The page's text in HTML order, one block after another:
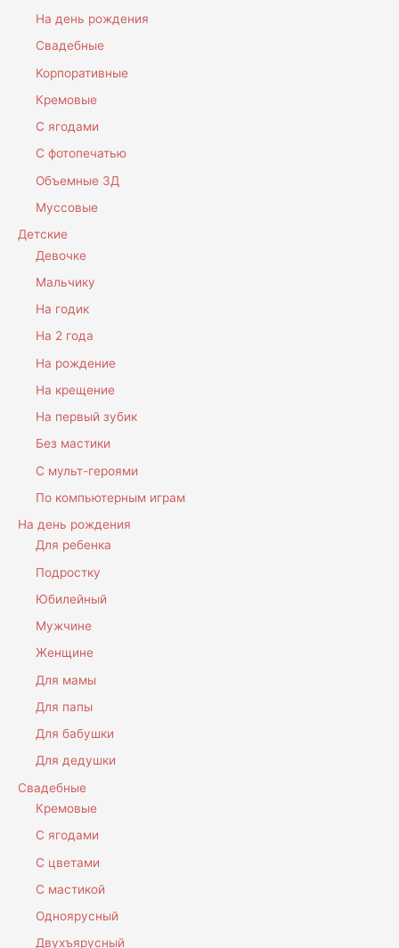
На день рождения
Свадебные
Корпоративные
Кремовые
С ягодами
С фотопечатью
Объемные 3Д
Муссовые
Детские
Девочке
Мальчику
На годик
На 2 года
На рождение
На крещение
На первый зубик
Без мастики
С мульт-героями
По компьютерным играм
На день рождения
Для ребенка
Подростку
Юбилейный
Мужчине
Женщине
Для мамы
Для папы
Для бабушки
Для дедушки
Свадебные
Кремовые
С ягодами
С цветами
С мастикой
Одноярусный
Двухъярусный